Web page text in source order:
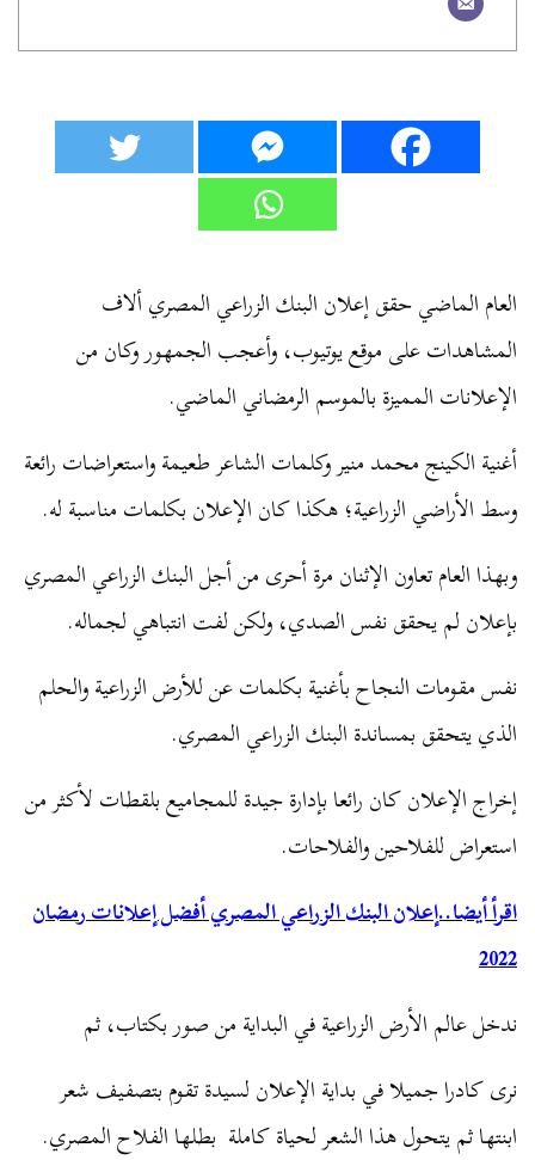
العام الماضي حقق إعلان البنك الزراعي المصري ألاف
المشاهدات على موقع يوتيوب، وأعجب الجمهور وكان من
الإعلانات المميزة بالموسم الرمضاني الماضي.
أغنية الكينج محمد منير وكلمات الشاعر طعيمة واستعراضات رائعة
وسط الأراضي الزراعية؛ هكذا كان الإعلان بكلمات مناسبة له.
وبهذا العام تعاون الإثنان مرة أحرى من أجل البنك الزراعي المصري
بإعلان لم يحقق نفس الصدي، ولكن لفت انتباهي لجماله.
نفس مقومات النجاح بأغنية بكلمات عن للأرض الزراعية والحلم
الذي يتحقق بمساندة البنك الزراعي المصري.
إخراج الإعلان كان رائعا بإدارة جيدة للمجاميع بلقطات لأكثر من
استعراض للفلاحين والفلاحات.
اقرأ أيضا..إعلان البنك الزراعي المصري أفضل إعلانات رمضان
2022
ندخل عالم الأرض الزراعية في البداية من صور بكتاب، ثم
نرى كادرا جميلا في بداية الإعلان لسيدة تقوم بتصفيف شعر
ابنتها ثم يتحول هذا الشعر لحياة كاملة بطلها الفلاح المصري.